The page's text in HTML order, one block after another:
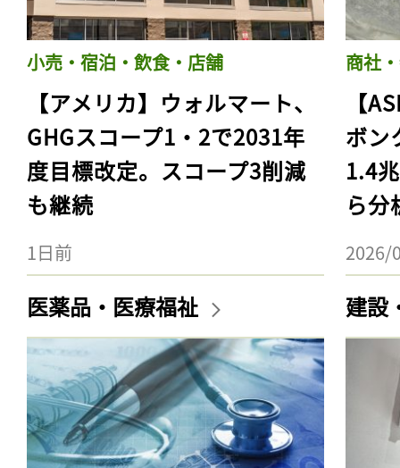
小売・宿泊・飲食・店舗
【アメリカ】ウォルマート、
GHGスコープ1・2で2031年
度目標改定。スコープ3削減
も継続
1日前
商社
【
ボン
1.4
ら分
2026/
医薬品・医療福祉 建設